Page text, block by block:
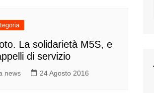
La solidarietà M5S, e
di servizio
news 24 Agosto 2016